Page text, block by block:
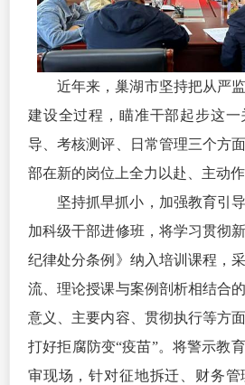
近年来，巢湖市坚持把从严
建设全过程，瞄准干部起步这一
导、考核测评、日常管理三个方
部在新的岗位上全力以赴、主动作
坚持抓早抓小，加强教育引
加科级干部进修班，将学习贯彻
纪律处分条例》纳入培训课程，
流、理论授课与案例剖析相结合
意义、主要内容、贯彻执行等方
打好拒腐防变“疫苗”。将警示教
审现场，针对征地拆迁、财务